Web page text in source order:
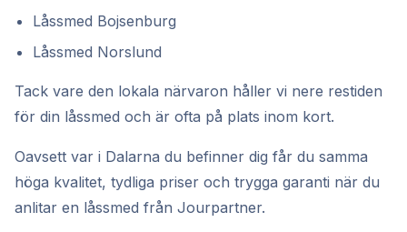
Låssmed Bojsenburg
Låssmed Norslund
Tack vare den lokala närvaron håller vi nere restiden
för din låssmed och är ofta på plats inom kort.
Oavsett var i Dalarna du befinner dig får du samma
höga kvalitet, tydliga priser och trygga garanti när du
anlitar en låssmed från Jourpartner.